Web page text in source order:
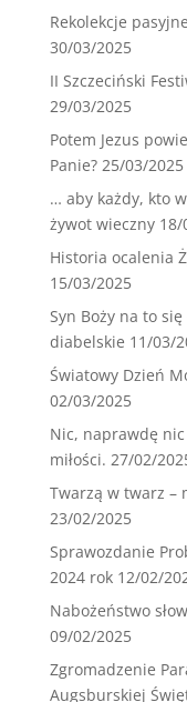
Rekolekcje
30/03/2025
II Szczeciński
29/03/2025
Potem Jezus
Panie? 25/03/2025
… aby każdy, kto
żywot wieczny 18/
Historia ocalenia
15/03/2025
Syn Boży na to
diabelskie 11/03/
Światowy Dzień
02/03/2025
Nic, naprawdę
miłości. 27/02/
Twarzą w twarz –
23/02/2025
Sprawozdanie
2024 rok 12/02/
Nabożeństwo
09/02/2025
Zgromadzenie
Augsburskiej